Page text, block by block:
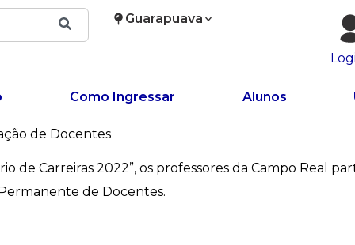
Guarapuava
Como Ingressar Alunos
de Docentes
de Carreiras 2022”, os professores da Campo Real
de Docentes.